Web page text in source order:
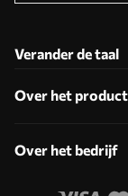
Verander de taal
Over het product
Over het bedrijf